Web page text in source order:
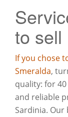
to sell
If you chose
Smeralda,
quality: for
and reliable
Sardinia.